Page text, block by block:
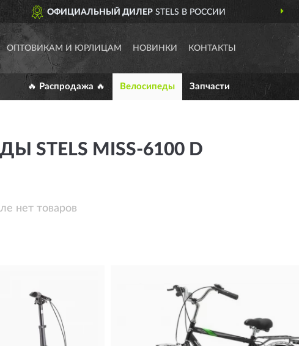
ОФИЦИАЛЬНЫЙ ДИЛЕРSTELS В РОССИИ
ОПТОВИКАМ И ЮРЛИЦАМ НОВИНКИ КОНТАКТЫ
🔥 Распродажа 🔥 Велосипеды Запчасти
STELS MISS-6100 D
нет товаров